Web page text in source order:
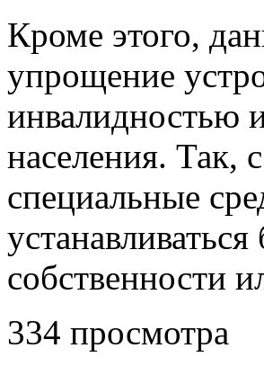
Кроме этого,
упрощение
инвалидностью
населения. Так,
специальные
собственности
334 просмотра